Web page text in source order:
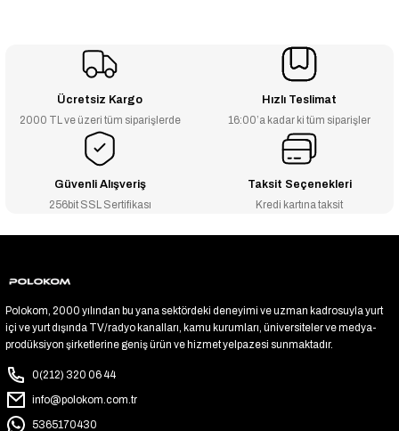
Ücretsiz Kargo
2000 TL ve üzeri tüm siparişlerde
Hızlı Teslimat
16:00’a kadar ki tüm siparişler
Güvenli Alışveriş
256bit SSL Sertifikası
Taksit Seçenekleri
Kredi kartına taksit
Polokom, 2000 yılından bu yana sektördeki deneyimi ve uzman kadrosuyla yurt
içi ve yurt dışında TV/radyo kanalları, kamu kurumları, üniversiteler ve medya-
prodüksiyon şirketlerine geniş ürün ve hizmet yelpazesi sunmaktadır.
0(212) 320 06 44
info@polokom.com.tr
5365170430